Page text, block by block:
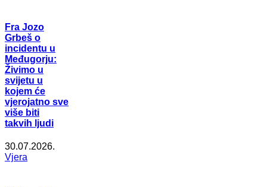
Fra Jozo
Grbeš o
incidentu u
Međugorju:
Živimo u
svijetu u
kojem će
vjerojatno sve
više biti
takvih ljudi
30.07.2026.
Vjera